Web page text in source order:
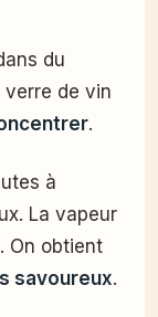
du
verre de vin
.
à
La vapeur
On obtient
savoureux.